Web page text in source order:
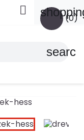
(0)

search